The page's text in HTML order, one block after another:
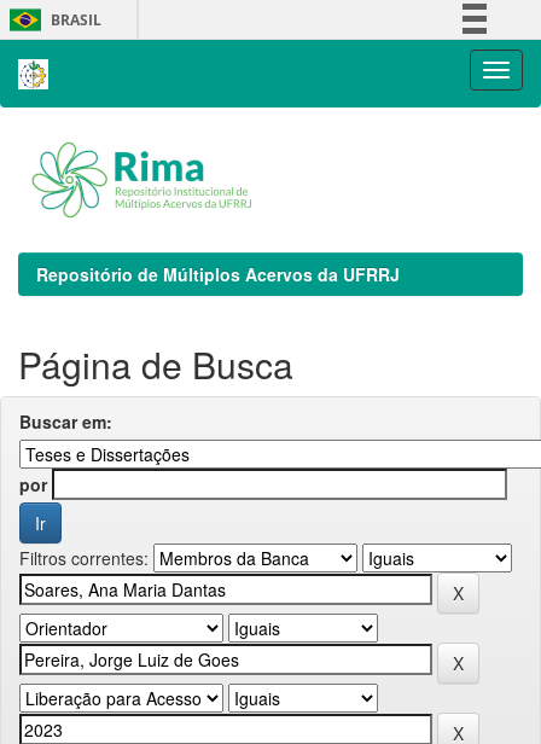
Skip
navigation
BRASIL
Repositório de Múltiplos Acervos da UFRRJ
Página de Busca
Buscar em:
por
Filtros correntes: